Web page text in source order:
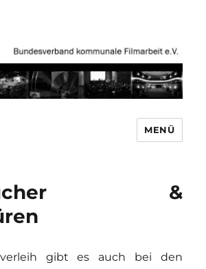
kommunale
MENÜ
&
gibt es auch bei den